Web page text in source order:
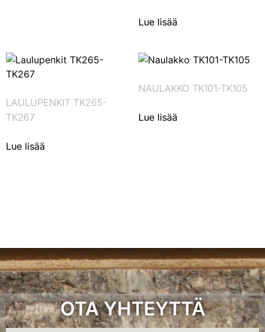
Lue lisää
LAULUPENKIT TK265-
TK267
Lue lisää
NAULAKKO TK101-TK105
Lue lisää
OTA YHTEYTTÄ